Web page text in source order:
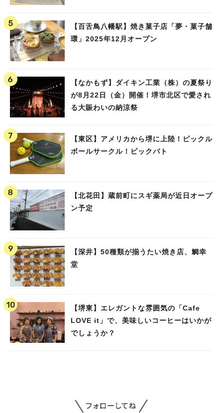
【百舌鳥八幡駅】焼き菓子店「夢・菓子舗
環」2025年12月オープン
【なかもず】ダイキン工業（株）の夏祭り
が8月22日（金）開催！堺市北区で愛され
る大賑わいの納涼祭
【東区】アメリカから堺に上陸！ピックル
ボールサークル！ピックバト
【北花田】蔵前町にスギ薬局が近日オープ
ン予定
【深井】50種類が揃うたい焼き店、鯛幸
堂
【堺東】エレガントな雰囲気の「Cafe
LOVE it」で、美味しいコーヒーはいかが
でしょうか？